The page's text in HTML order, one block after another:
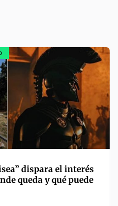
dispara el interés
queda y qué puede